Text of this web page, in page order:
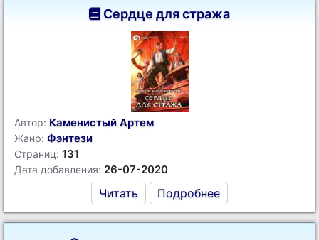
Сердце для стража
Автор: Каменистый Артем
Жанр: Фэнтези
Страниц: 131
Дата добавления: 26-07-2020
Читать Подробнее